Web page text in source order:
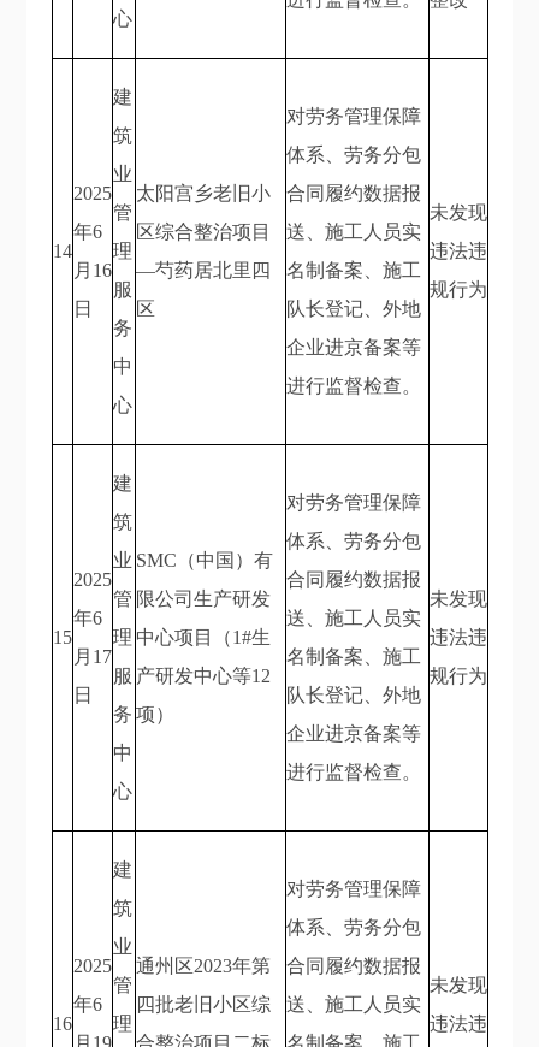
心
14
2025
年6
月16
日
建
筑
业
管
理
服
务
中
心
太阳宫乡老旧小
区综合整治项目
—芍药居北里四
区
对劳务管理保障
体系、劳务分包
合同履约数据报
送、施工人员实
名制备案、施工
队长登记、外地
企业进京备案等
进行监督检查。
未发现
违法违
规行为
15
2025
年6
月17
日
建
筑
业
管
理
服
务
中
心
SMC（中国）有
限公司生产研发
中心项目（1#生
产研发中心等12
项）
对劳务管理保障
体系、劳务分包
合同履约数据报
送、施工人员实
名制备案、施工
队长登记、外地
企业进京备案等
进行监督检查。
未发现
违法违
规行为
16
2025
年6
建
筑
业
管
理
通州区2023年第
四批老旧小区综
对劳务管理保障
体系、劳务分包
合同履约数据报
送、施工人员实
未发现
违法违